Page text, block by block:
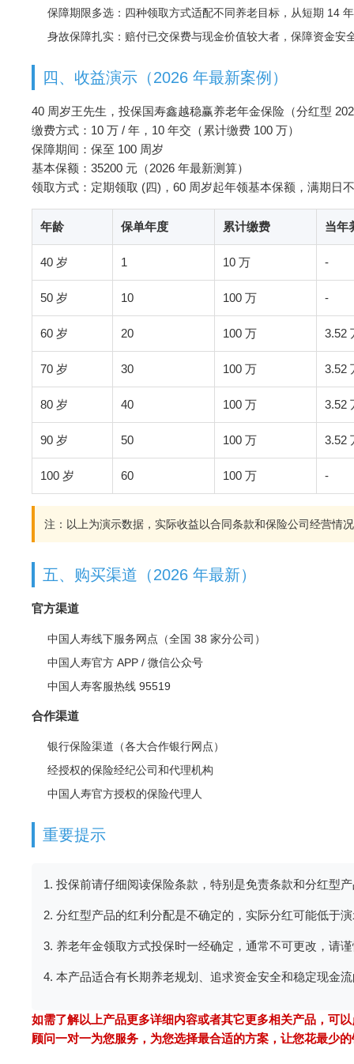
保障期限多选：四种领取方式适配不同养老目标，从短期 14
身故保障扎实：赔付已交保费与现金价值较大者，保障资金安
四、收益演示（2026 年最新案例）
40 周岁王先生，投保国寿鑫越稳赢养老年金保险（分红型
缴费方式：10 万 / 年，10 年交（累计缴费 100 万）
保障期间：保至 100 周岁
基本保额：35200 元（2026 年最新测算）
领取方式：定期领取 (四)，60 周岁起年领基本保额，满期日
年龄 保单年度 累计缴费 当年
40 岁 1 10 万 -
50 岁 10 100 万 -
60 岁 20 100 万 3.52
70 岁 30 100 万 3.52
80 岁 40 100 万 3.52
90 岁 50 100 万 3.52
100 岁 60 100 万 -
注：以上为演示数据，实际收益以合同条款和保险公司经营情
五、购买渠道（2026 年最新）
官方渠道
中国人寿线下服务网点（全国 38 家分公司）
中国人寿官方 APP / 微信公众号
中国人寿客服热线 95519
合作渠道
银行保险渠道（各大合作银行网点）
经授权的保险经纪公司和代理机构
中国人寿官方授权的保险代理人
重要提示
1. 投保前请仔细阅读保险条款，特别是免责条款和分红型
2. 分红型产品的红利分配是不确定的，实际分红可能低于
3. 养老年金领取方式投保时一经确定，通常不可更改，请
4. 本产品适合有长期养老规划、追求资金安全和稳定现金
如需了解以上产品更多详细内容或者其它更多相关产品，可
顾问一对一为您服务，为您选择最合适的方案，让您花最少